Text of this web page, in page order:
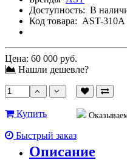
Доступность: В
Код товара: AST-310A
Цена: 60 000 руб.
Нашли дешевле?
Купить
Быстрый заказ
Описание